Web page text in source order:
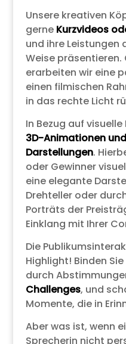
Unsere kreativen
gerne Kurzvideos
und ihre
Weise
erarbeiten wir eine
einen filmischen
in das rechte Licht
In Bezug auf
3D-Animationen
Darstellungen.
oder Gewinner
eine elegante
Drehteller oder
Porträts der
Einklang mit Ihrer
Die
Highlight! Binden
durch
Challenges, und
Momente, die in
Aber was ist, wenn
Sprecherin nicht